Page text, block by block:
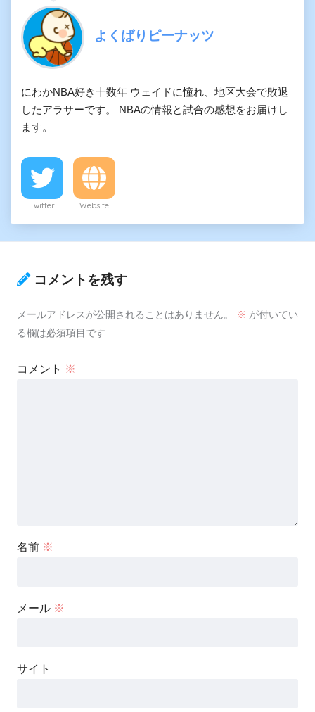
よくばりピーナッツ
にわかNBA好き十数年 ウェイドに憧れ、地区大会で敗退
したアラサーです。 NBAの情報と試合の感想をお届けし
ます。
Twitter Website
コメントを残す
メールアドレスが公開されることはありません。 ※ が付いてい
る欄は必須項目です
コメント ※
名前 ※
メール ※
サイト